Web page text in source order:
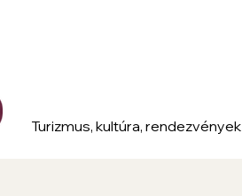
Turizmus, kultúra, rendezvények